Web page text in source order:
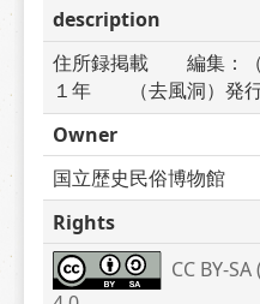
description
住所録掲載　　編集：
１年　　（去風洞）発
Owner
国立歴史民俗博物館
Rights
CC BY-